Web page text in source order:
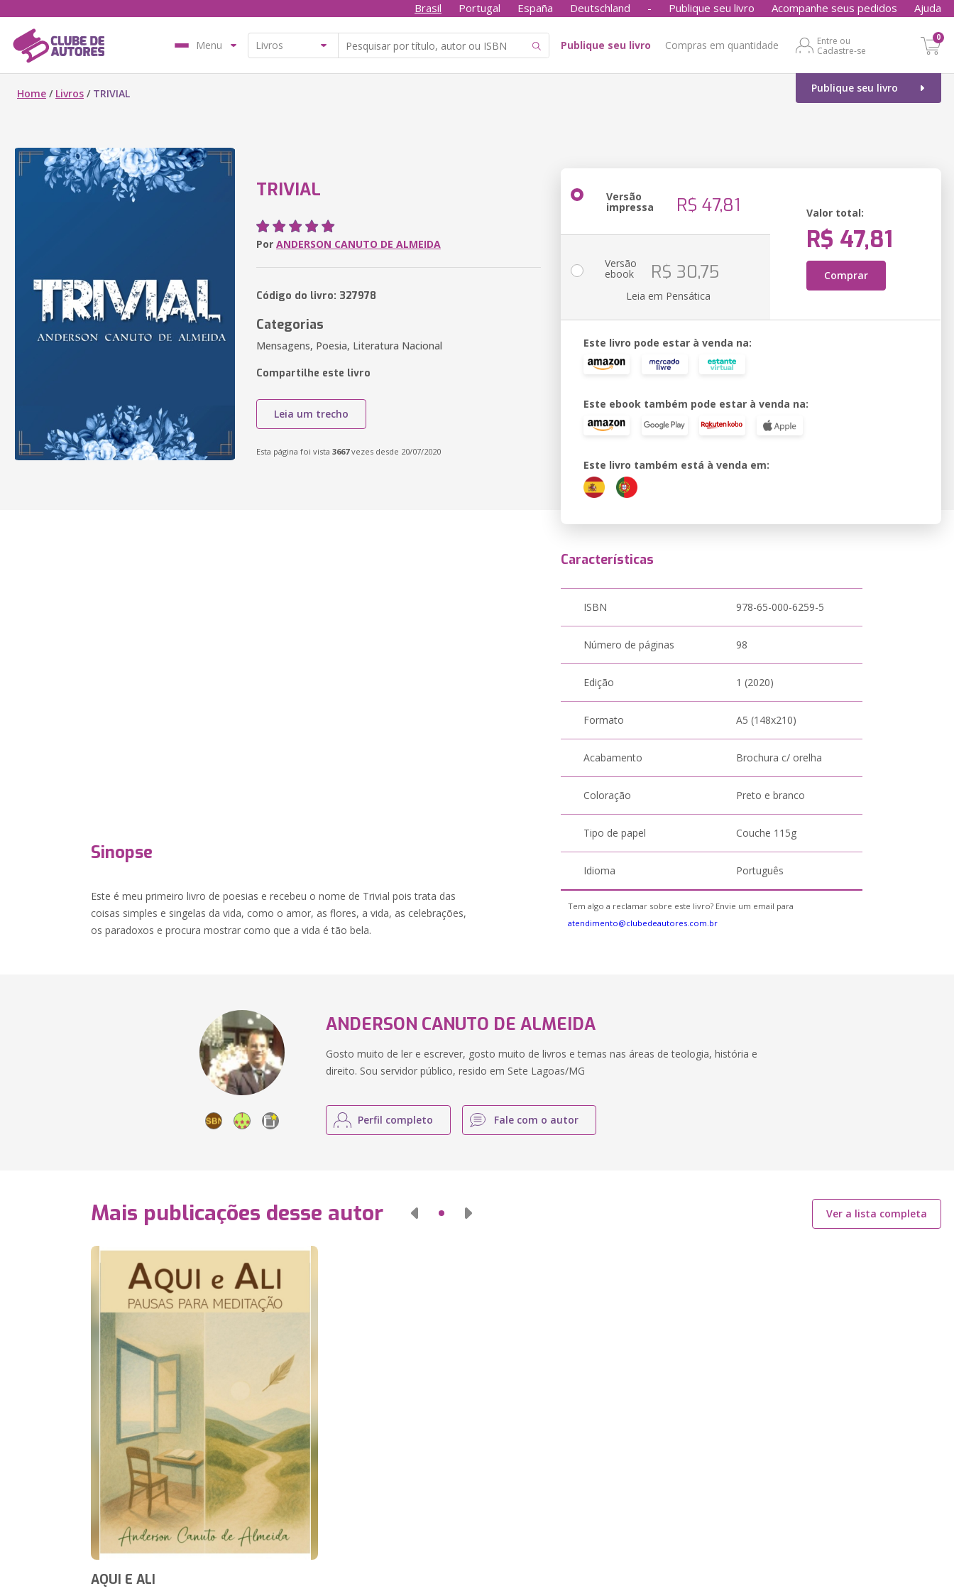
Brasil Portugal España Deutschland - Publique seu livro Acompanhe seus pedidos Ajuda
Menu Publique seu livro Compras em quantidade
Entre ou
Cadastre-se
0
Publique seu livro
Home / Livros / TRIVIAL
TRIVIAL
Por ANDERSON CANUTO DE ALMEIDA
Código do livro: 327978
Categorias
Mensagens, Poesia, Literatura Nacional
Compartilhe este livro
Leia um trecho
Esta página foi vista 3667vezes desde 20/07/2020
Versão
impressa R$ 47,81 Valor total:
R$ 47,81
Comprar
Versão
ebook R$ 30,75
Leia em Pensática
Este livro pode estar à venda na:
Este ebook também pode estar à venda na:
Este livro também está à venda em:
Sinopse
Este é meu primeiro livro de poesias e recebeu o nome de Trivial pois trata das
coisas simples e singelas da vida, como o amor, as flores, a vida, as celebrações,
os paradoxos e procura mostrar como que a vida é tão bela.
Características
ISBN 978-65-000-6259-5
Número de páginas 98
Edição 1 (2020)
Formato A5 (148x210)
Acabamento Brochura c/ orelha
Coloração Preto e branco
Tipo de papel Couche 115g
Idioma Português
Tem algo a reclamar sobre este livro? Envie um email para
atendimento@clubedeautores.com.br
ANDERSON CANUTO DE ALMEIDA
Gosto muito de ler e escrever, gosto muito de livros e temas nas áreas de teologia, história e
direito. Sou servidor público, resido em Sete Lagoas/MG
Perfil completo Fale com o autor
Mais publicações desse autor Ver a lista completa
AQUI E ALI